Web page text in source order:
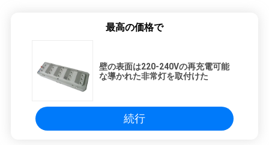
最高の価格で
壁の表面は220-240Vの再充電可能
な導かれた非常灯を取付けた
続行